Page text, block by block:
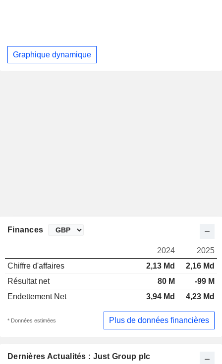
Graphique dynamique
Dernières Actualités : Just Group plc
Finances
2024
2025
Chiffre d'affaires
2,13 Md
2,16 Md
Résultat net
80 M
-99 M
Endettement Net
3,94 Md 4,23 Md
* Données estimées Plus de données financières